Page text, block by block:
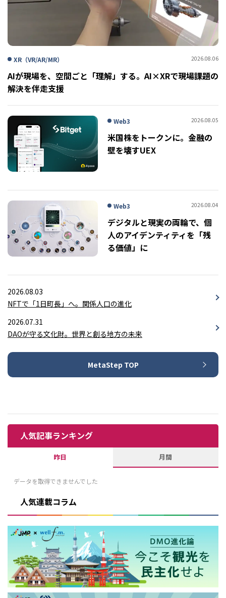
XR（VR/AR/MR） 2026.08.06
AIが現場を、空間ごと「理解」する。AI×XRで現場課題の
解決を伴走支援
Web3 2026.08.05
米国株をトークンに。金融の
壁を壊すUEX
Web3 2026.08.04
デジタルと現実の両輪で、個
人のアイデンティティを「残
る価値」に
2026.08.03
NFTで「1日町長」へ。関係人口の進化
2026.07.31
DAOが守る文化財。世界と創る地方の未来
MetaStep TOP
人気記事ランキング
昨日 月間
データを取得できませんでした
人気連載コラム